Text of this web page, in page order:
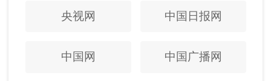
央视网 中国日报网
中国网 中国广播网